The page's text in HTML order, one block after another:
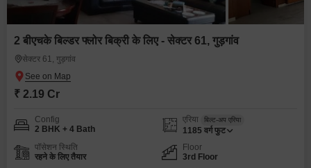
2 बीएचके बिल्डर फ्लोर बिक्री के लिए - सेक्टर 61, गुड़गांव
सेक्टर 61, गुड़गांव
₹ 2.19 Cr
Config
2 BHK + 4 Bath
एरिया बिल्ट-अप एरिया
1185 वर्ग फुट
पॉसेशन स्थिति
रहने के लिए तैयार
Floor
3rd Floor